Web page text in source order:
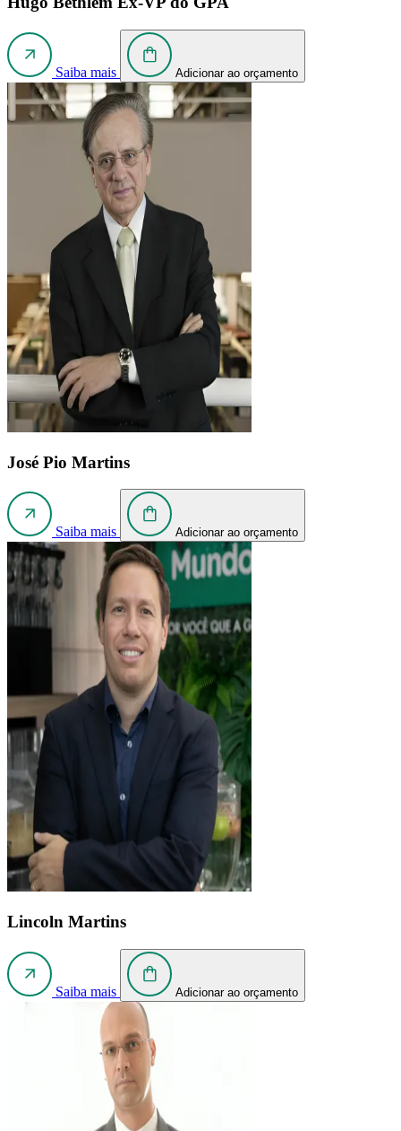
Saiba mais Adicionar ao orçamento
José Pio Martins
Saiba mais Adicionar ao orçamento
Lincoln Martins
Saiba mais Adicionar ao orçamento